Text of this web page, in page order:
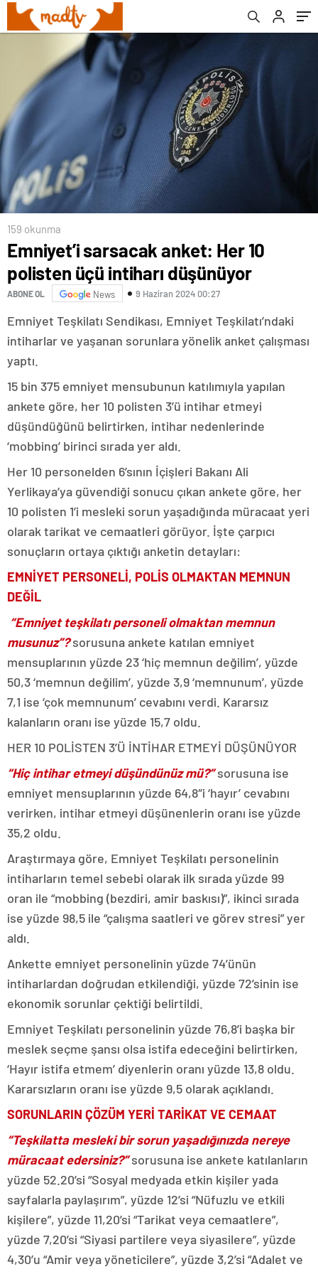
159 okunma
Emniyet’i sarsacak anket: Her 10
polisten üçü intiharı düşünüyor
ABONE OL News 9 Haziran 2024 00:27
Emniyet Teşkilatı Sendikası, Emniyet Teşkilatı’ndaki
intiharlar ve yaşanan sorunlara yönelik anket çalışması
yaptı.
15 bin 375 emniyet mensubunun katılımıyla yapılan
ankete göre, her 10 polisten 3’ü intihar etmeyi
düşündüğünü belirtirken, intihar nedenlerinde
‘mobbing’ birinci sırada yer aldı.
Her 10 personelden 6’sının İçişleri Bakanı Ali
Yerlikaya’ya güvendiği sonucu çıkan ankete göre, her
10 polisten 1’i mesleki sorun yaşadığında müracaat yeri
olarak tarikat ve cemaatleri görüyor. İşte çarpıcı
sonuçların ortaya çıktığı anketin detayları:
EMNİYET PERSONELİ, POLİS OLMAKTAN MEMNUN
DEĞİL
“Emniyet teşkilatı personeli olmaktan memnun
musunuz”? sorusuna ankete katılan emniyet
mensuplarının yüzde 23 ‘hiç memnun değilim’, yüzde
50,3 ‘memnun değilim’, yüzde 3,9 ‘memnunum’, yüzde
7,1 ise ‘çok memnunum’ cevabını verdi. Kararsız
kalanların oranı ise yüzde 15,7 oldu.
HER 10 POLİSTEN 3’Ü İNTİHAR ETMEYİ DÜŞÜNÜYOR
“Hiç intihar etmeyi düşündünüz mü?”sorusuna ise
emniyet mensuplarının yüzde 64,8″i ‘hayır’ cevabını
verirken, intihar etmeyi düşünenlerin oranı ise yüzde
35,2 oldu.
Araştırmaya göre, Emniyet Teşkilatı personelinin
intiharların temel sebebi olarak ilk sırada yüzde 99
oran ile “mobbing (bezdiri, amir baskısı)”, ikinci sırada
ise yüzde 98,5 ile “çalışma saatleri ve görev stresi” yer
aldı.
Ankette emniyet personelinin yüzde 74’ünün
intiharlardan doğrudan etkilendiği, yüzde 72’sinin ise
ekonomik sorunlar çektiği belirtildi.
Emniyet Teşkilatı personelinin yüzde 76,8’i başka bir
meslek seçme şansı olsa istifa edeceğini belirtirken,
‘Hayır istifa etmem’ diyenlerin oranı yüzde 13,8 oldu.
Kararsızların oranı ise yüzde 9,5 olarak açıklandı.
SORUNLARIN ÇÖZÜM YERİ TARİKAT VE CEMAAT
“Teşkilatta mesleki bir sorun yaşadığınızda nereye
müracaat edersiniz?”sorusuna ise ankete katılanların
yüzde 52.20’si “Sosyal medyada etkin kişiler yada
sayfalarla paylaşırım”, yüzde 12’si “Nüfuzlu ve etkili
kişilere”, yüzde 11,20’si “Tarikat veya cemaatlere”,
yüzde 7,20’si “Siyasi partilere veya siyasilere”, yüzde
4,30’u “Amir veya yöneticilere”, yüzde 3,2’si “Adalet ve